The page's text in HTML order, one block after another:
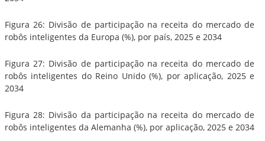
Figura 26: Divisão de participação na receita do mercado de
robôs inteligentes da Europa (%), por país, 2025 e 2034
Figura 27: Divisão de participação na receita do mercado de
robôs inteligentes do Reino Unido (%), por aplicação, 2025 e
2034
Figura 28: Divisão da participação na receita do mercado de
robôs inteligentes da Alemanha (%), por aplicação, 2025 e 2034